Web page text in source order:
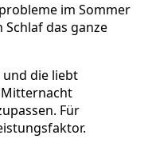
im Sommer
das ganze
und die liebt
Mitternacht
Für